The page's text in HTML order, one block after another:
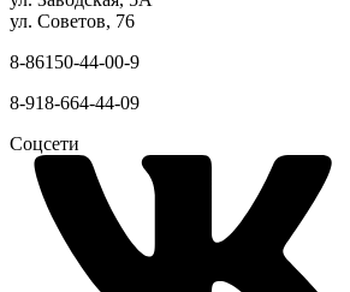
ул. Советов, 76
8-86150-44-00-9
8-918-664-44-09
Соцсети